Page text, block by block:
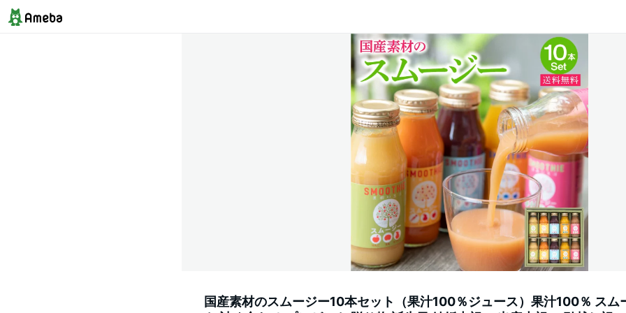
国産素材のスムージー10本セット（果汁100％ジュース）果汁100％ スム